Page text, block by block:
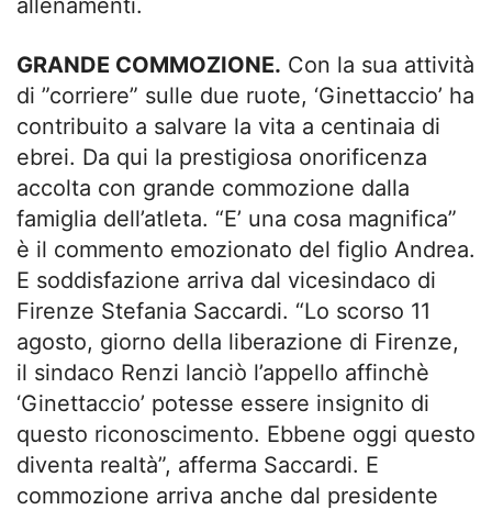
GRANDE COMMOZIONE. Con la sua attività
di ”corriere” sulle due ruote, ‘Ginettaccio’ ha
contribuito a salvare la vita a centinaia di
ebrei. Da qui la prestigiosa onorificenza
accolta con grande commozione dalla
famiglia dell’atleta. “E’ una cosa magnifica”
è il commento emozionato del figlio Andrea.
E soddisfazione arriva dal vicesindaco di
Firenze Stefania Saccardi. “Lo scorso 11
agosto, giorno della liberazione di Firenze,
il sindaco Renzi lanciò l’appello affinchè
‘Ginettaccio’ potesse essere insignito di
questo riconoscimento. Ebbene oggi questo
diventa realtà”, afferma Saccardi. E
commozione arriva anche dal presidente